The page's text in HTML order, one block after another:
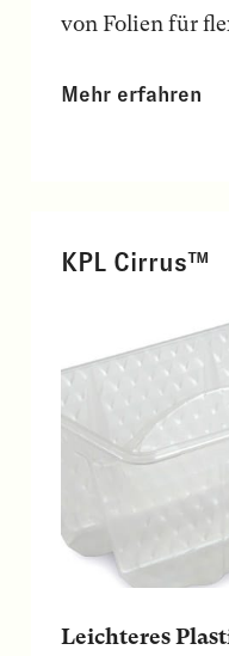
von Folien für
Mehr erfahren
KPL Cirrus™
Leichteres